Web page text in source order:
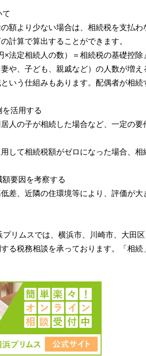
て
額より少ない場合は、相続税を支払
計算で算出することができます。
×法定相続人の数）＝相続税の基礎控除
や、子ども、親戚など）の人数が増
いう仕組みもあります。配偶者が相
活用する
人の子が相続した場合など、一定の
して相続税額がゼロになった場合、相
要因を考察する
差、近隣の住環境等により、評価が
プリムスでは、横浜市、川崎市、大田
する税務相談を承っております。「相